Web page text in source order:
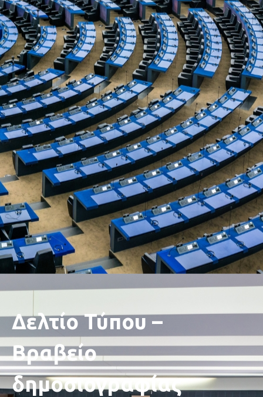
Δελτίο Τύπου –
Βραβείο
δημοσιογραφίας